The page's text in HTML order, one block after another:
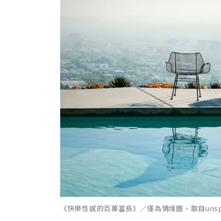
《快樂性感的百萬富翁》／僅為情境圖，取自